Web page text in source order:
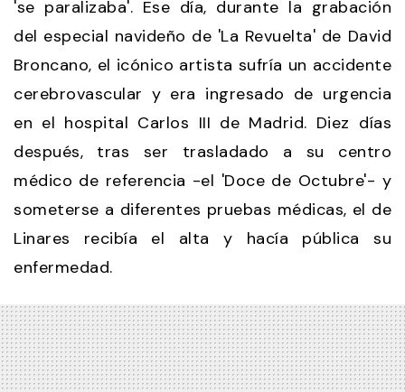
'se paralizaba'. Ese día, durante la grabación
del especial navideño de 'La Revuelta' de David
Broncano, el icónico artista sufría un accidente
cerebrovascular y era ingresado de urgencia
en el hospital Carlos III de Madrid. Diez días
después, tras ser trasladado a su centro
médico de referencia -el 'Doce de Octubre'- y
someterse a diferentes pruebas médicas, el de
Linares recibía el alta y hacía pública su
enfermedad.